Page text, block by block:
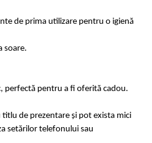
de prima utilizare pentru o igienă
soare.
perfectă pentru a fi oferită cadou.
titlu de prezentare și pot exista mici
setărilor telefonului sau